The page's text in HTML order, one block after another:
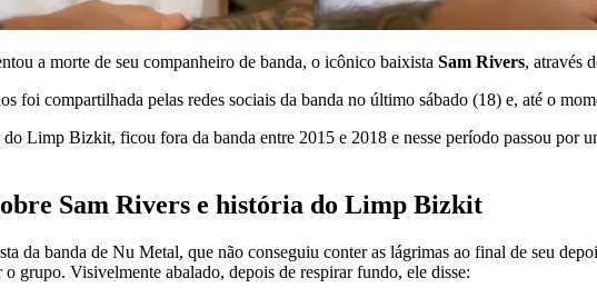
a morte de seu companheiro de banda, o icônico baixista Sam Rivers, através
foi compartilhada pelas redes sociais da banda no último sábado (18) e, até o
Limp Bizkit, ficou fora da banda entre 2015 e 2018 e nesse período passou por
Sam Rivers e história do Limp Bizkit
da banda de Nu Metal, que não conseguiu conter as lágrimas ao final de seu
grupo. Visivelmente abalado, depois de respirar fundo, ele disse: